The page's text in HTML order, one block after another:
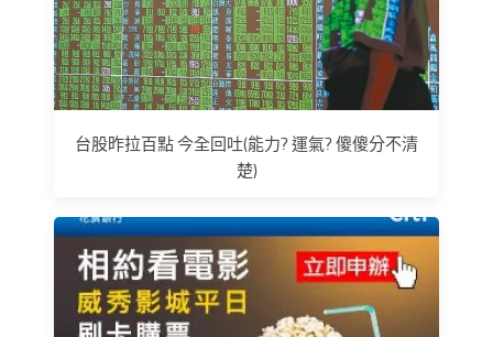
台股昨拉百點 今全回吐(能力? 運氣? 傻傻分不清
楚)